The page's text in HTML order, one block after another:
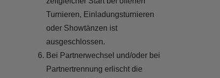
Turnieren, Einladungsturnieren
oder Showtänzen ist
ausgeschlossen.
Bei Partnerwechsel und/oder bei
Partnertrennung erlischt die